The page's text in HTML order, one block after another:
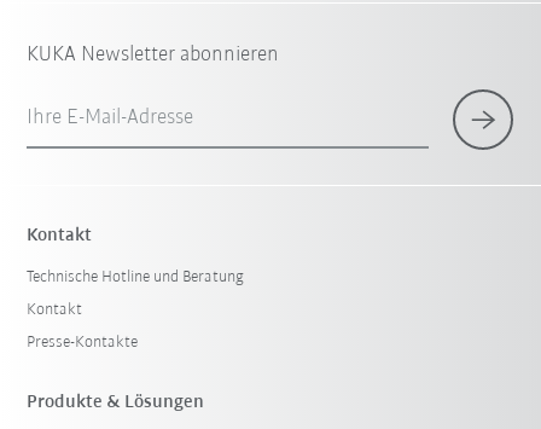
KUKA Newsletter abonnieren
Ihre E-Mail-Adresse
Kontakt
Technische Hotline und Beratung
Kontakt
Presse-Kontakte
Produkte & Lösungen